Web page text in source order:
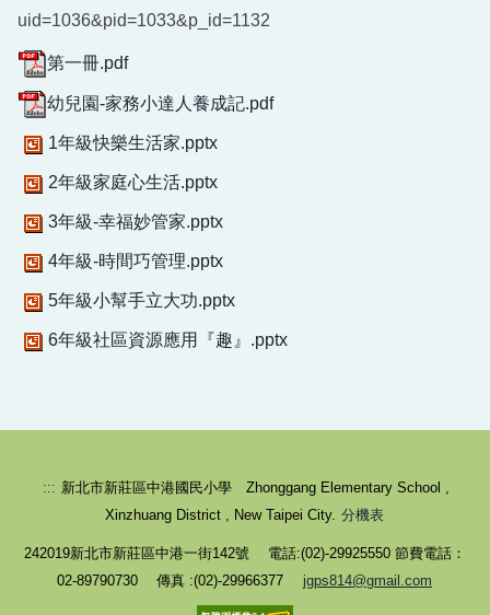
校園健康守則-生病不上學
uid=1036&pid=1033&p_id=1132
第一冊.pdf
幼兒園-家務小達人養成記.pdf
1年級快樂生活家.pptx
2年級家庭心生活.pptx
3年級-幸福妙管家.pptx
4年級-時間巧管理.pptx
5年級小幫手立大功.pptx
6年級社區資源應用『趣』.pptx
::: 新北市新莊區中港國民小學 Zhonggang Elementary School ,
Xinzhuang District , New Taipei City. 分機表
242019新北市新莊區中港一街142號 電話:(02)-29925550 節費電話：
02-89790730 傳真 :(02)-29966377
jgps814@gmail.com